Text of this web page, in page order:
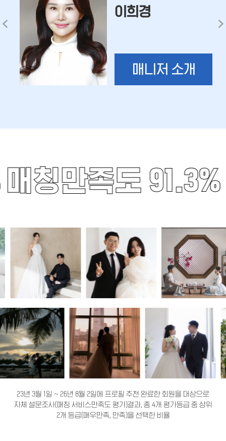
이희경
매니저 소개
매칭만족도 91.3%
23년 3월 1일 ~ 26년 8월 2일에 프로필 추천 완료한 회원을 대상으로
자체 설문조사(매칭 서비스만족도 평가)결과, 총 4개 평가등급 중 상위
2개 등급(매우만족, 만족)을 선택한 비율